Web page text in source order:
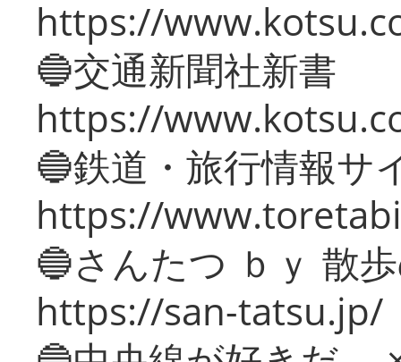
https://
🔵交通新聞社新書
https://
🔵鉄道・旅行情報サ
https://
🔵さんたつ ｂｙ 散
https://san-tatsu.jp/